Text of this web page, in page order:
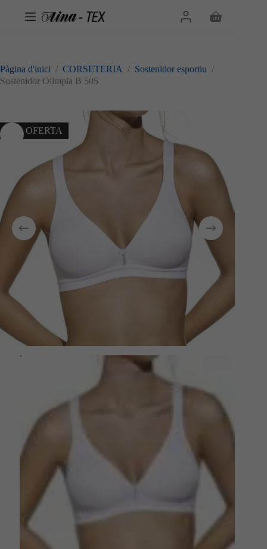
Cistella
Pàgina d'inici / CORSETERIA / Sostenidor esportiu /
Sostenidor Olimpia B 505
10% OFERTA